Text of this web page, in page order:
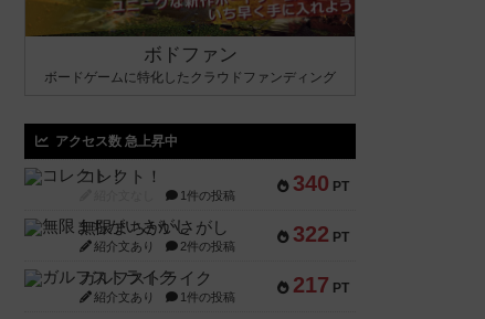
ボドファン
ボードゲームに特化したクラウドファンディング
アクセス数 急上昇中
340 PT
コレクト！
1件の投稿
322 PT
無限まちがいさがし
紹介文あり 2件の投稿
217 PT
ガルフストライク
紹介文あり 1件の投稿